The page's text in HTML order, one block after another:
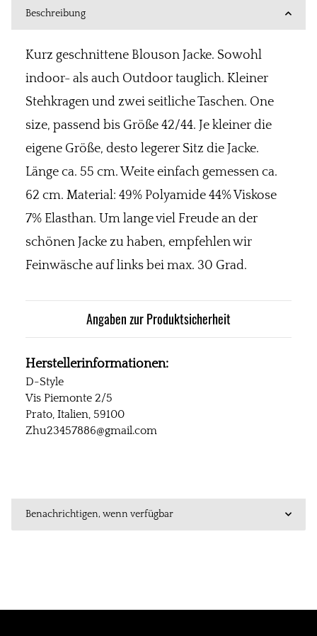
Beschreibung
Kurz geschnittene Blouson Jacke. Sowohl
indoor- als auch Outdoor tauglich. Kleiner
Stehkragen und zwei seitliche Taschen. One
size, passend bis Größe 42/44. Je kleiner die
eigene Größe, desto legerer Sitz die Jacke.
Länge ca. 55 cm. Weite einfach gemessen ca.
62 cm. Material: 49% Polyamide 44% Viskose
7% Elasthan. Um lange viel Freude an der
schönen Jacke zu haben, empfehlen wir
Feinwäsche auf links bei max. 30 Grad.
Angaben zur Produktsicherheit
Herstellerinformationen:
D-Style
Vis Piemonte 2/5
Prato, Italien, 59100
Zhu23457886@gmail.com
Benachrichtigen, wenn verfügbar